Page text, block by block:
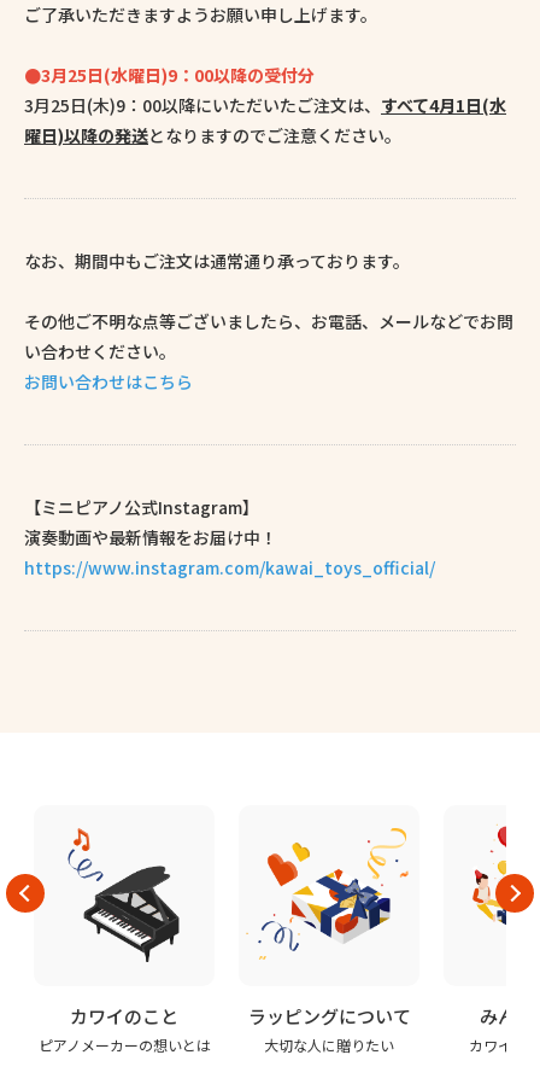
ご了承いただきますようお願い申し上げます。
●3月25日(水曜日)9：00以降の受付分
3月25日(木)9：00以降にいただいたご注文は、 すべて4月1日(水
曜日)以降の発送となりますのでご注意ください。
なお、期間中もご注文は通常通り承っております。
その他ご不明な点等ございましたら、お電話、メールなどでお問
い合わせください。
お問い合わせはこちら
【ミニピアノ公式Instagram】
演奏動画や最新情報をお届け中！
https://www.instagram.com/kawai_toys_official/
カワイのこと
ピアノメーカーの想いとは
ラッピングについて
大切な人に贈りたい
みんな
カワイの